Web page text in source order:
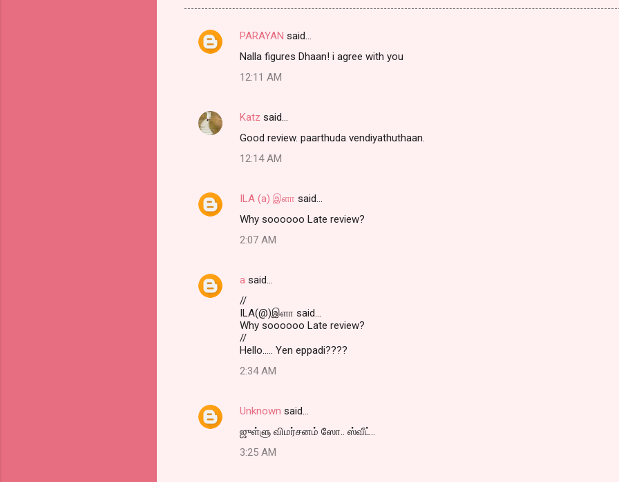
C
e
PARAYAN said…
Nalla figures Dhaan! i agree with you
12:11 AM
Katz said…
Good review. paarthuda vendiyathuthaan.
12:14 AM
ILA (a) இளா said…
Why soooooo Late review?
2:07 AM
a said…
//
ILA(@)இளா said...
Why soooooo Late review?
//
Hello..... Yen eppadi????
2:34 AM
Unknown said…
ஜுள்ளு விமர்சனம் ஸோ.. ஸ்வீட்..
3:25 AM